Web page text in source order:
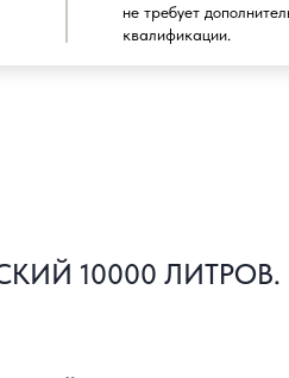
не требует
квалификации.
10000 ЛИТРОВ.